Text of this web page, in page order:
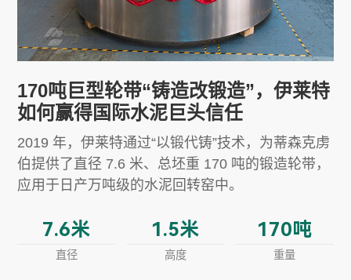
170吨巨型轮带“铸造改锻造”，伊莱特
如何赢得国际水泥巨头信任
2019 年，伊莱特通过“以锻代铸”技术，为蒂森克虏
伯提供了直径 7.6 米、总坯重 170 吨的锻造轮带，
应用于日产万吨级的水泥回转窑中。
7.6米
直径
1.5米
高度
170吨
重量